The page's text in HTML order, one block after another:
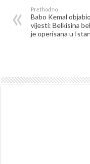
Prethodno
Babo Kemal
vijesti: Belkisina
je operisana u